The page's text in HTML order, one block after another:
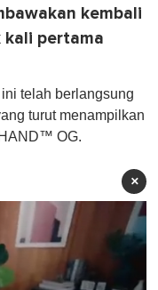
kembali
kali pertama
telah berlangsung
turut menampilkan
OG.
×